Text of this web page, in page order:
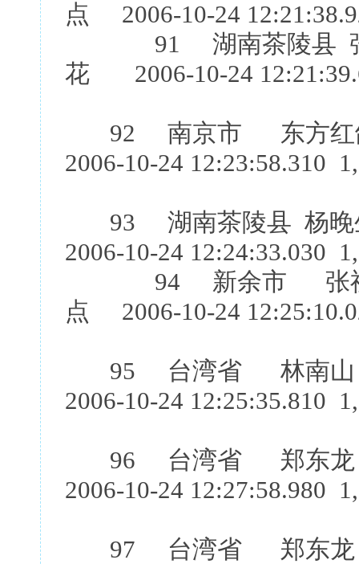
点 2006-10-24
91 湖南茶陵县
花 2006-10-24
92 南京市 东方
2006-10-24 12:23:58.310
93 湖南茶陵县
2006-10-24 12:24:33.030
94 新余市 张
点 2006-10-24
95 台湾省 林南
2006-10-24 12:25:35.810
96 台湾省 郑东
2006-10-24 12:27:58.980
97 台湾省 郑东